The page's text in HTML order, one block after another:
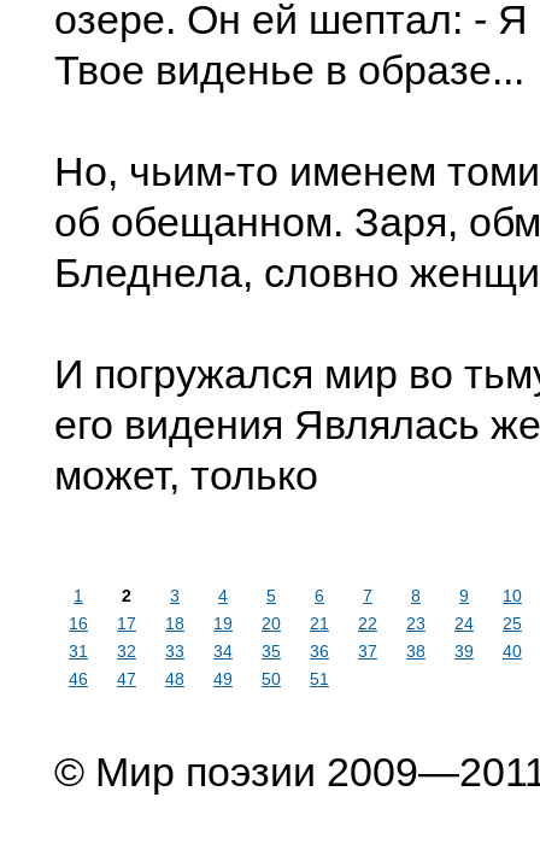
озере. Он ей шептал: - Я
Твое виденье в образе...
Но, чьим-то именем
об обещанном. Заря,
Бледнела, словно
И погружался мир во
его видения Являлась
может, только
1 2 3 4 5 6 7 8 9
10
16
17 18 19 20 21 22 23 24
25
31
32 33 34 35 36 37 38 39
40
46
47 48 49 50 51
© Мир поэзии